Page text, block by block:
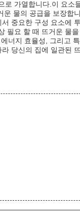
로 가열합니다.이 요소
물의 공급을 보장합니
중요한 구성 요소에
필요 할 때 뜨거운 물
너지 효율성, 그리고
당신의 집에 일관된